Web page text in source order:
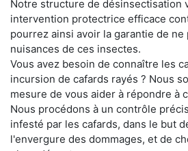
Notre structure de désinsectisation
intervention protectrice efficace
pourrez ainsi avoir la garantie de ne
nuisances de ces insectes.
Vous avez besoin de connaître les
incursion de cafards rayés ? Nous
mesure de vous aider à répondre à
Nous procédons à un contrôle
infesté par les cafards, dans le but
l'envergure des dommages, et de